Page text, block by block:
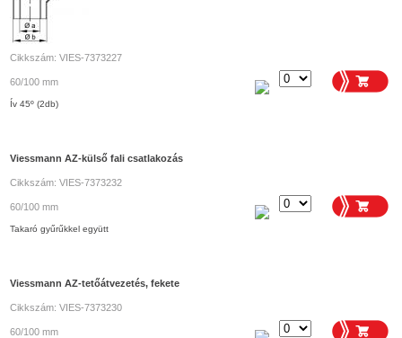
Cikkszám: VIES-7373227
60/100 mm
Ív 45º (2db)
Viessmann AZ-külső fali csatlakozás
Cikkszám: VIES-7373232
60/100 mm
Takaró gyűrűkkel együtt
Viessmann AZ-tetőátvezetés, fekete
Cikkszám: VIES-7373230
60/100 mm